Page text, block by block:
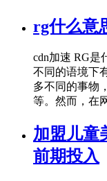
rg什么意
cdn加速 RG是
不同的语境下
多不同的事物
等。然而，在
加盟儿童
前期投入